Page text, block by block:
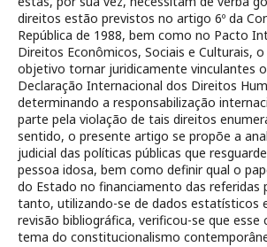
direitos estão previstos no artigo 6º da
República de 1988, bem como no Pacto
Direitos Econômicos, Sociais e Culturais,
objetivo tornar juridicamente vinculantes
Declaração Internacional dos Direitos
determinando a responsabilização
parte pela violação de tais direitos
sentido, o presente artigo se propõe a
judicial das políticas públicas que
pessoa idosa, bem como definir qual o
do Estado no financiamento das referidas
tanto, utilizando-se de dados estatísticos
revisão bibliográfica, verificou-se que
tema do constitucionalismo